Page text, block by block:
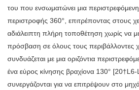
του που ενσωματώνει μια
περιστροφής 360°, επιτρέποντας στους
αδιάλειπτη πλήρη τοποθέτηση χωρίς να
πρόσβαση σε όλους τους περιβάλλοντες
συνδυάζεται με μια οριζόντια
ένα εύρος κίνησης βραχίονα 130° [20†L6-
συνεργάζονται για να επιτρέψουν στο